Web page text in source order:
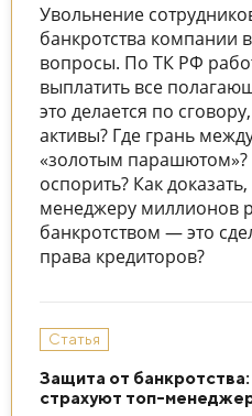
Увольнение
банкротства компании
вопросы. По ТК РФ
выплатить все
это делается по
активы? Где грань
«золотым
оспорить? Как
менеджеру миллионов
банкротством — это
права кредиторов?
Статья
Защита от
страхуют топ-